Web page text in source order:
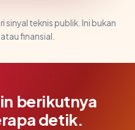
teknis publik. Ini bukan
finansial.
berikutnya
detik.